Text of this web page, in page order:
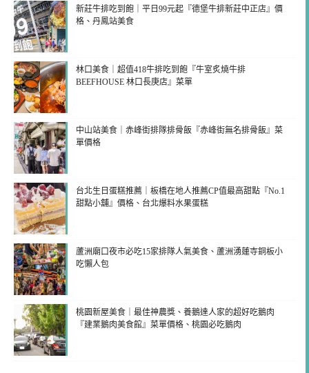
新莊牛排吃到飽｜平日99元起『德堡牛排新莊中正店』價
格、丹鳳站美食
林口美食｜超值418牛排吃到飽『牛室炙燒牛排
BEEFHOUSE 林口長庚店』菜單
中山站美食｜赤峰街排隊排骨飯『赤峰街無名排骨飯』菜
單價格
台北生日蛋糕推薦｜板橋在地人推薦CP值最高甜點『No.1
甜點小舖』價格、台北爆料水果蛋糕
蘆洲廟口夜市必吃15家排隊人氣美食、蘆洲湧蓮寺銅板小
吃懶人包
桃園新屋美食｜最佳神農獎、養鵝達人家的超好吃鵝肉
『建業鵝肉美食館』菜單價格、桃園必吃鵝肉